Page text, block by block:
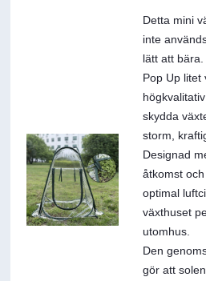
Detta mini
inte
lätt att bära.
Pop Up litet
skydda
storm,
Designad
åtkomst
optimal
växthuset
utomhus.
Den
gör att